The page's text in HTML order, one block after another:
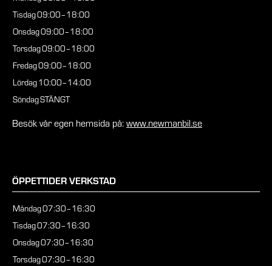
Tisdag09:00–18:00
Onsdag09:00–18:00
Torsdag09:00–18:00
Fredag09:00–18:00
Lördag10:00–14:00
SöndagSTÄNGT
Besök vår egen hemsida på:www.newmanbil.se
ÖPPETTIDER VERKSTAD
Måndag07:30–16:30
Tisdag07:30–16:30
Onsdag07:30–16:30
Torsdag07:30–16:30